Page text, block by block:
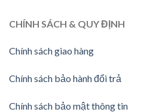
CHÍNH SÁCH & QUY ĐỊNH
Chính sách giao hàng
Chính sách bảo hành đổi trả
Chính sách bảo mật thông tin